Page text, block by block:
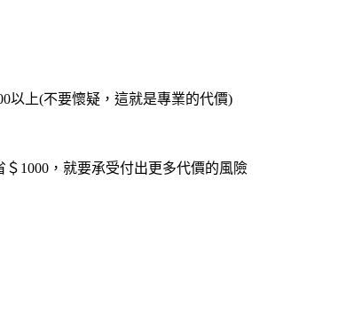
以上(不要懷疑，這就是專業的代價)
1000，就要承受付出更多代價的風險